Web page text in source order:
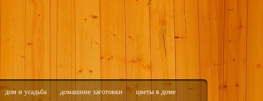
дом и усадьба домашние заготовки
цветы в доме